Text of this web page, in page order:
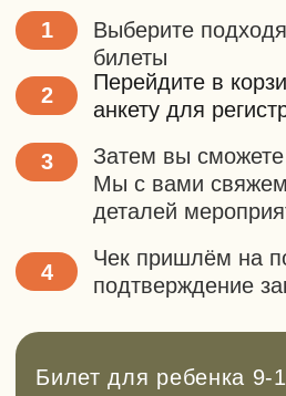
+7
Сколько билетов вам
нужно?
– +
Заполнить форму
Бронь действует 48 часов.